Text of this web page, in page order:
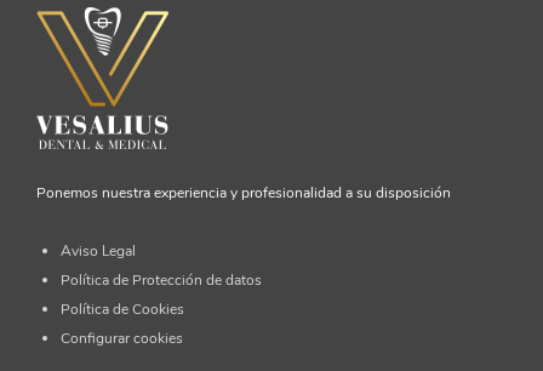
Ponemos nuestra experiencia y profesionalidad a su disposición
Aviso Legal
Política de Protección de datos
Política de Cookies
Configurar cookies